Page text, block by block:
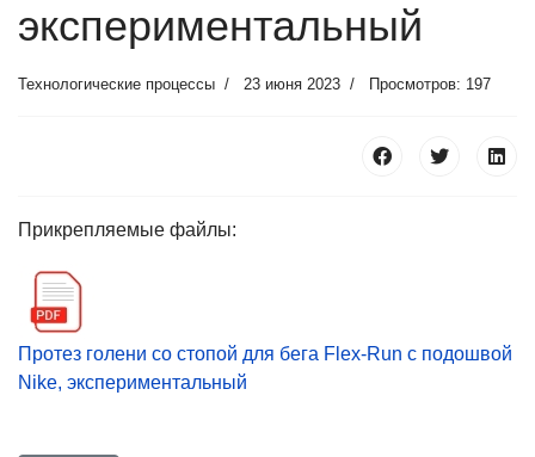
экспериментальный
Технологические процессы 23 июня 2023 Просмотров: 197
Прикрепляемые файлы:
Протез голени со стопой для бега Flex-Run с подошвой
Nike, экспериментальный